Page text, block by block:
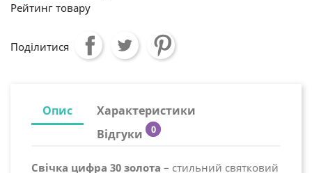
Рейтинг товару
Поділитися
Опис
Характеристики
Відгуки
0
Свічка цифра 30 золота – стильний святковий